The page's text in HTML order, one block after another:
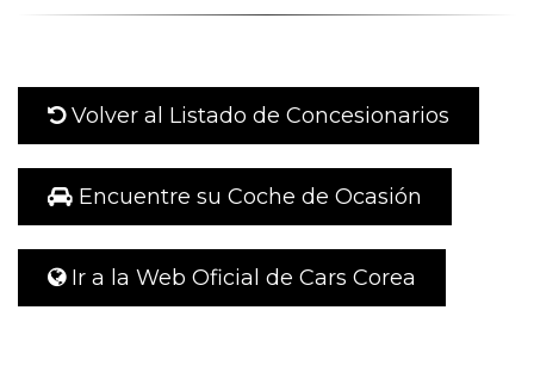
Volver al Listado de Concesionarios
Encuentre su Coche de Ocasión
Ir a la Web Oficial de Cars Corea